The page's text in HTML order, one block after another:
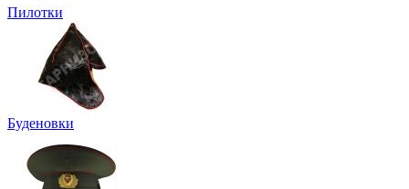
Пилотки
Буденовки